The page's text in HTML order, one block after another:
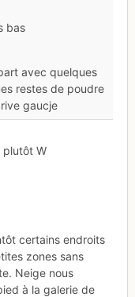
bas
avec quelques
restes de poudre
gaucje
plutôt W
certains endroits
zones sans
Neige nous
à la galerie de